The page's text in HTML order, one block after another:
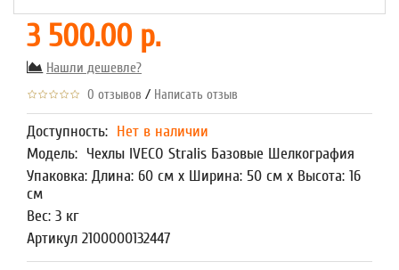
3 500.00 р.
Нашли дешевле?
0 отзывов / Написать отзыв
Доступность: Нет в наличии
Модель: Чехлы IVECO Stralis Базовые Шелкография
Упаковка: Длина: 60 см x Ширина: 50 см x Высота: 16
см
Вес: 3 кг
Артикул 2100000132447